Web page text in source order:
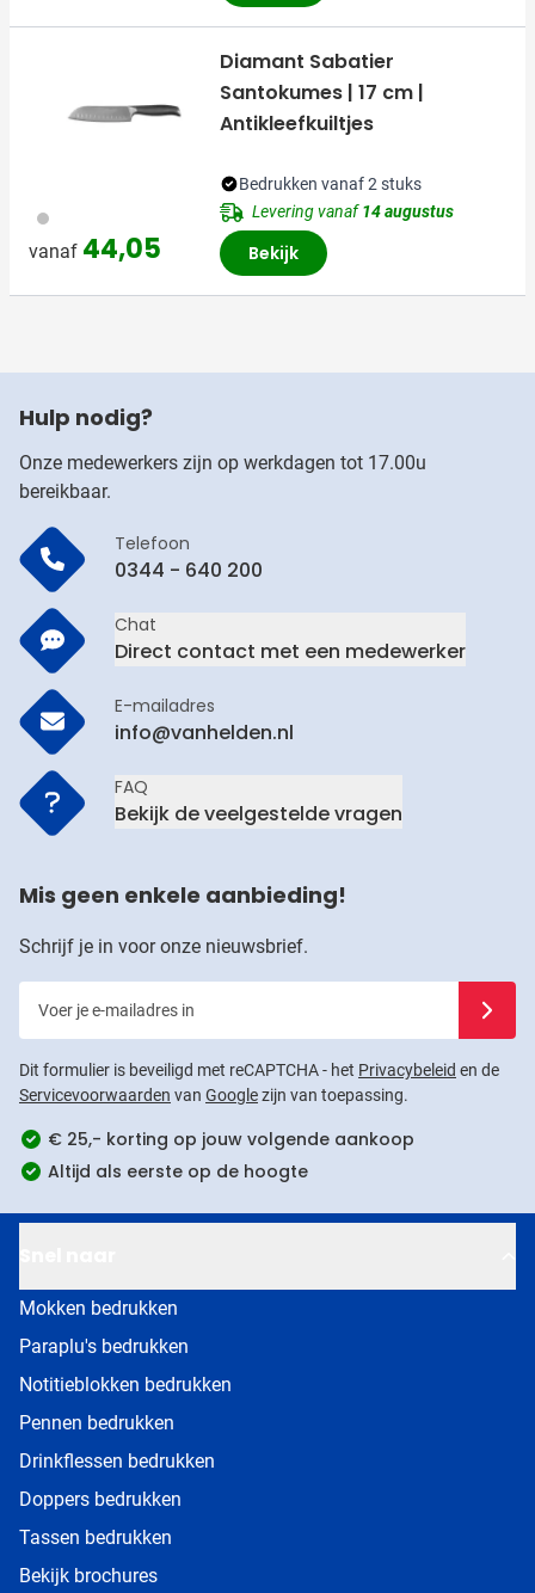
032
vanaf 44,05
Diamant Sabatier
Santokumes | 17 cm |
Antikleefkuiltjes
Bedrukken vanaf 2 stuks
Levering vanaf14 augustus
Bekijk
Hulp nodig?
Onze medewerkers zijn op werkdagen tot 17.00u
bereikbaar.
Telefoon
0344 - 640 200
Chat
Direct contact met een medewerker
E-mailadres
info@vanhelden.nl
FAQ
Bekijk de veelgestelde vragen
Mis geen enkele aanbieding!
Schrijf je in voor onze nieuwsbrief.
Dit formulier is beveiligd met reCAPTCHA - het Privacybeleid en de
Servicevoorwaarden van Googlezijn van toepassing.
€ 25,- korting op jouw volgende aankoop
Altijd als eerste op de hoogte
Mokken bedrukken
Paraplu's bedrukken
Notitieblokken bedrukken
Pennen bedrukken
Drinkflessen bedrukken
Doppers bedrukken
Tassen bedrukken
Bekijk brochures